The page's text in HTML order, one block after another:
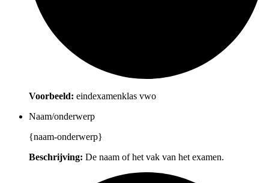
Voorbeeld: eindexamenklas vwo
Naam/onderwerp
{naam-onderwerp}
Beschrijving: De naam of het vak van het examen.